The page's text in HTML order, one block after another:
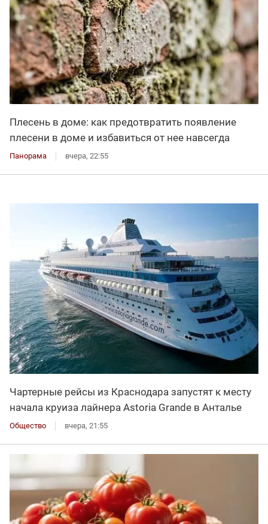
Плесень в доме: как предотвратить появление
плесени в доме и избавиться от нее навсегда
Панорама вчера, 22:55
Чартерные рейсы из Краснодара запустят к месту
начала круиза лайнера Astoria Grande в Анталье
Общество вчера, 21:55